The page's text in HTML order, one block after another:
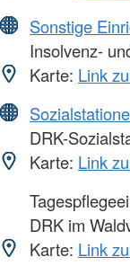
Sonstige
Insolvenz-
Karte: Link
DRK-
Karte: Link
DRK im
Karte: Link